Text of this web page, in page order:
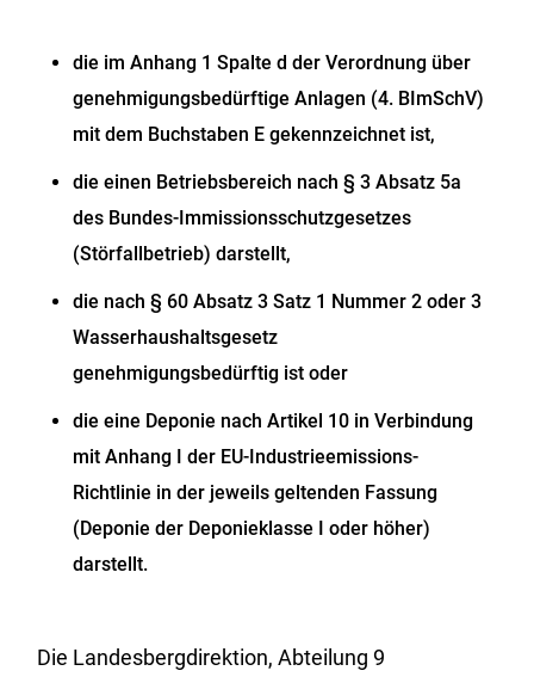
die im Anhang 1 Spalte d der Verordnung über
genehmigungsbedürftige Anlagen (4. BImSchV)
mit dem Buchstaben E gekennzeichnet ist,
die einen Betriebsbereich nach § 3 Absatz 5a
des Bundes-Immissionsschutzgesetzes
(Störfallbetrieb) darstellt,
die nach § 60 Absatz 3 Satz 1 Nummer 2 oder 3
Wasserhaushaltsgesetz
genehmigungsbedürftig ist oder
die eine Deponie nach Artikel 10 in Verbindung
mit Anhang I der EU-Industrieemissions-
Richtlinie in der jeweils geltenden Fassung
(Deponie der Deponieklasse I oder höher)
darstellt.
Die Landesbergdirektion, Abteilung 9